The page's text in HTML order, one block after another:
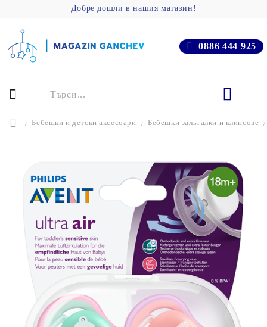
Добре дошли в нашия магазин!
0886 444 925
Бебешки и детски аксесоари Бебешки залъгалки и клипсове